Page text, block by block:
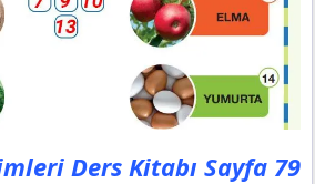
Ders Kitabı Sayfa 79